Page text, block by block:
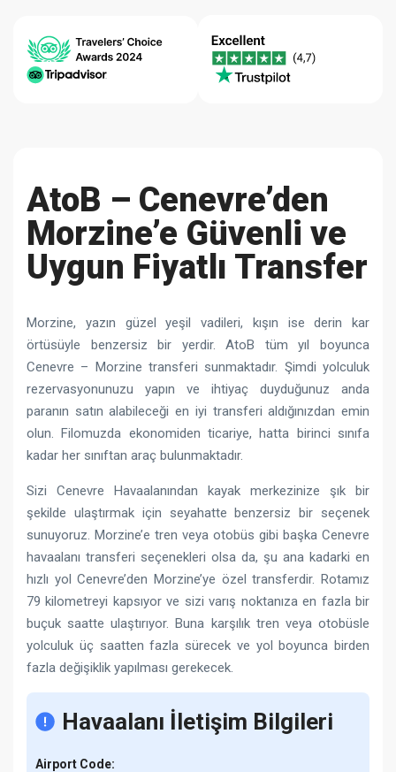
AtoB – Cenevre’den
Morzine’e Güvenli ve
Uygun Fiyatlı Transfer
Morzine, yazın güzel yeşil vadileri, kışın ise derin kar
örtüsüyle benzersiz bir yerdir. AtoB tüm yıl boyunca
Cenevre – Morzine transferi sunmaktadır. Şimdi yolculuk
rezervasyonunuzu yapın ve ihtiyaç duyduğunuz anda
paranın satın alabileceği en iyi transferi aldığınızdan emin
olun. Filomuzda ekonomiden ticariye, hatta birinci sınıfa
kadar her sınıftan araç bulunmaktadır.
Sizi Cenevre Havaalanından kayak merkezinize şık bir
şekilde ulaştırmak için seyahatte benzersiz bir seçenek
sunuyoruz. Morzine’e tren veya otobüs gibi başka Cenevre
havaalanı transferi seçenekleri olsa da, şu ana kadarki en
hızlı yol Cenevre’den Morzine’ye özel transferdir. Rotamız
79 kilometreyi kapsıyor ve sizi varış noktanıza en fazla bir
buçuk saatte ulaştırıyor. Buna karşılık tren veya otobüsle
yolculuk üç saatten fazla sürecek ve yol boyunca birden
fazla değişiklik yapılması gerekecek.
Havaalanı İletişim Bilgileri
Airport Code: